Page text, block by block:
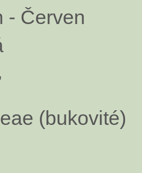
- Červen
(bukovité)